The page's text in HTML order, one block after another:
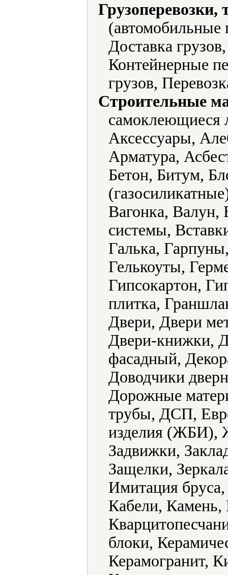
(автомобильные
Доставка
Контейнерные
грузов,
Строительные
самоклеющиеся
Аксессуары,
Арматура,
Бетон, Битум,
Вагонка, Валун,
системы,
Галька,
Гелькоуты,
Гипсокартон,
плитка,
Двери, Двери
Двери-книжки,
фасадный,
Доводчики
Дорожные
трубы, ДСП,
изделия (ЖБИ),
Задвижки,
Защелки,
Имитация
Кабели, Камень,
блоки,
Керамогранит,